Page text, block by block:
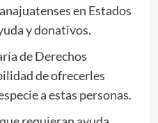
en Estados
y donativos.
de Derechos
de ofrecerles
a estas personas.